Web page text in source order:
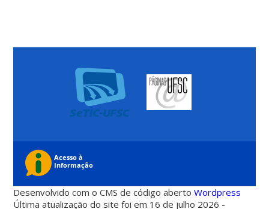
Desenvolvido com o CMS de código abertoWordpress
Última atualização do site foi em 16 de julho 2026 -